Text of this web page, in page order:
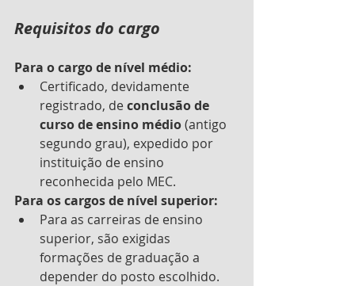
Requisitos do cargo
Para o cargo de nível médio:
Certificado, devidamente
registrado, de conclusão de
curso de ensino médio (antigo
segundo grau), expedido por
instituição de ensino
reconhecida pelo MEC.
Para os cargos de nível superior:
Para as carreiras de ensino
superior, são exigidas
formações de graduação a
depender do posto escolhido.